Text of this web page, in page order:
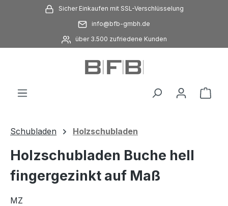
Zum Hauptinhalt springenSicher Einkaufen mit SSL-Verschlüsselung
info@bfb-gmbh.de
über 3.500 zufriedene Kunden
Schubladen Holzschubladen
Holzschubladen Buche hell
fingergezinkt auf Maß
MZ